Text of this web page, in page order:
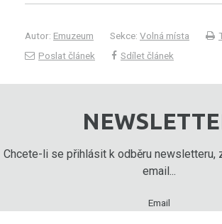
Autor: Emuzeum Sekce: Volná místa
Poslat článek
Sdílet článek
Chcete-li se přihlásit k odběru newsletteru,
email...
Email